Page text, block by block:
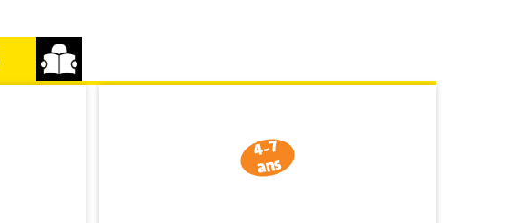
4-7
ans